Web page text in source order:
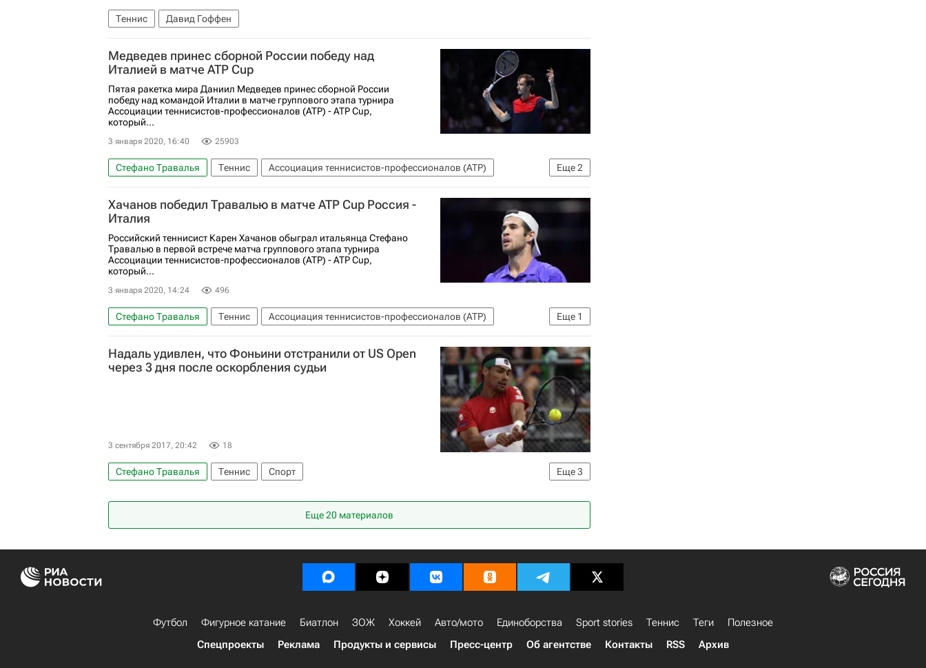
Теннис Давид Гоффен
Медведев принес сборной России победу над
Италией в матче ATP Cup
Пятая ракетка мира Даниил Медведев принес сборной России
победу над командой Италии в матче группового этапа турнира
Ассоциации теннисистов-профессионалов (ATP) - ATP Cup,
который...
3 января 2020, 16:40 25903
Еще2
Стефано Травалья Теннис
Ассоциация теннисистов-профессионалов (ATP)
Даниил Медведев
Карен Хачанов
Хачанов победил Травалью в матче ATP Cup Россия -
Италия
Российский теннисист Карен Хачанов обыграл итальянца Стефано
Травалью в первой встрече матча группового этапа турнира
Ассоциации теннисистов-профессионалов (ATP) - ATP Cup,
который...
3 января 2020, 14:24 496
Еще 1
Стефано Травалья Теннис
Ассоциация теннисистов-профессионалов (ATP)
Карен Хачанов
Надаль удивлен, что Фоньини отстранили от US Open
через 3 дня после оскорбления судьи
3 сентября 2017, 20:42 18
Еще3
Стефано Травалья Теннис
Спорт
Еще 20 материалов
Футбол Фигурное катание Биатлон ЗОЖ Хоккей Авто/мото Единоборства Sport stories Теннис Теги
Полезное
Спецпроекты
Реклама Продукты и сервисы Пресс-центр Об агентстве Контакты RSS Архив